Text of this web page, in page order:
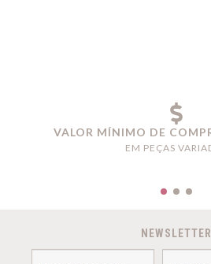
VALOR MÍNIMO DE
EM PEÇAS
NEWSLETTER